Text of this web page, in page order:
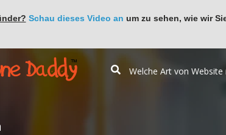
Schau dieses Video an um zu sehen, wie wir